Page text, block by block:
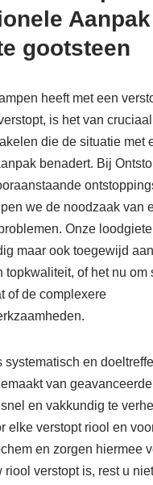
gootsteen
heeft met een
is het van
die de situatie met
benadert. Bij
we de noodzaak van
Onze
maar ook toegewijd
topkwaliteit, of het nu om
of de complexere
systematisch en
van
en vakkundig te
elke verstopt riool en
en zorgen hiermee
riool verstopt is, rest u